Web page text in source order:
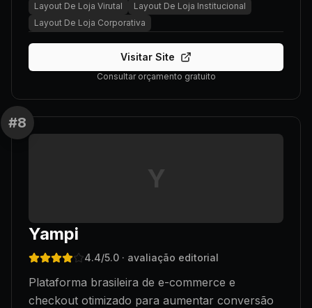
Layout De Loja Virutal
Layout De Loja Institucional
Layout De Loja Corporativa
Visitar Site
Consultar orçamento gratuito
#8
Y
Yampi
4.4/5.0 · avaliação editorial
Plataforma brasileira de e-commerce e
checkout otimizado para aumentar conversão